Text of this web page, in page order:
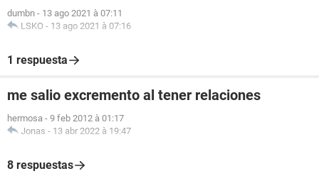
dumbn - 13 ago 2021 à 07:11
LSKO - 13 ago 2021 à 07:16
1 respuesta
me salio excremento al tener relaciones
hermosa - 9 feb 2012 à 01:17
Jonas - 13 abr 2022 à 19:47
8 respuestas